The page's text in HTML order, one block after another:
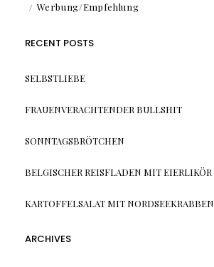
Werbung/Empfehlung
RECENT POSTS
SELBSTLIEBE
FRAUENVERACHTENDER BULLSHIT
SONNTAGSBRÖTCHEN
BELGISCHER REISFLADEN MIT EIERLIKÖR
KARTOFFELSALAT MIT NORDSEEKRABBEN
ARCHIVES